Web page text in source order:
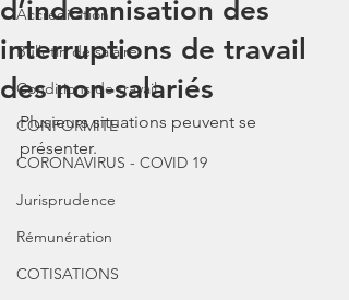
Accréditation
Bulletin de salaire
Conditions de travail
CONFORMITE
CORONAVIRUS - COVID 19
Jurisprudence
Rémunération
COTISATIONS
d’indemnisation des
interruptions de travail
des non-salariés
Plusieurs situations peuvent se
présenter.